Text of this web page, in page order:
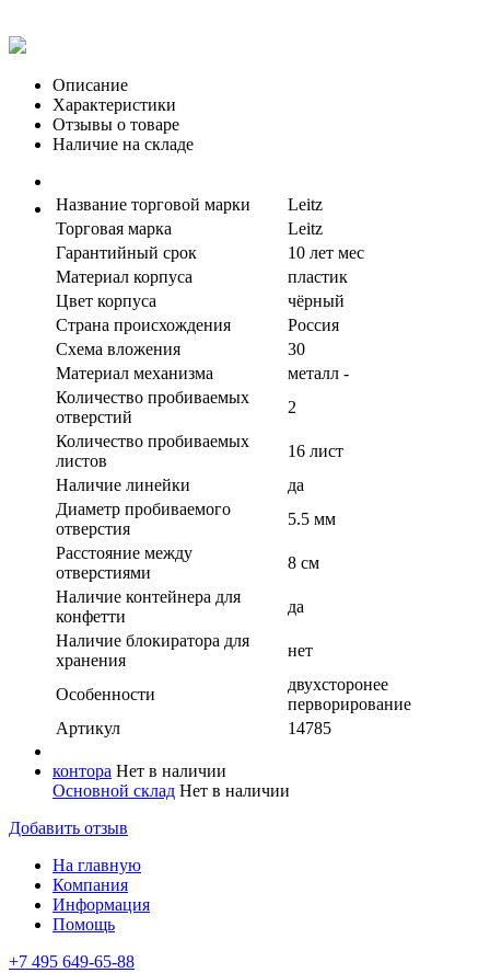
Описание
Характеристики
Отзывы о товаре
Наличие на складе
Название торговой марки
Leitz
Торговая марка
Leitz
Гарантийный срок
10 лет мес
Материал корпуса
пластик
Цвет корпуса
чёрный
Страна происхождения
Россия
Схема вложения
30
Материал механизма
металл -
Количество пробиваемых
отверстий
2
Количество пробиваемых
листов
16 лист
Наличие линейки
да
Диаметр пробиваемого
отверстия
5.5 мм
Расстояние между
отверстиями
8 см
Наличие контейнера для
конфетти
да
Наличие блокиратора для
хранения
нет
Особенности
двухсторонее
перворирование
Артикул
14785
контора Нет в наличии
Основной склад Нет в наличии
Добавить отзыв
На главную
Компания
Информация
Помощь
+7 495 649-65-88